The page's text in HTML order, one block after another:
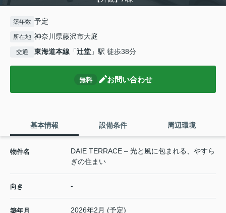
築年数 予定
所在地 神奈川県藤沢市大庭
交通 東海道本線 「辻堂 」駅 徒歩38分
無料 お問い合わせ
基本情報 設備条件 周辺環境
物件名
DAIE TERRACE – 光と風に包まれる、やすら
ぎの住まい
向き -
築年月 2026年2月 (予定)